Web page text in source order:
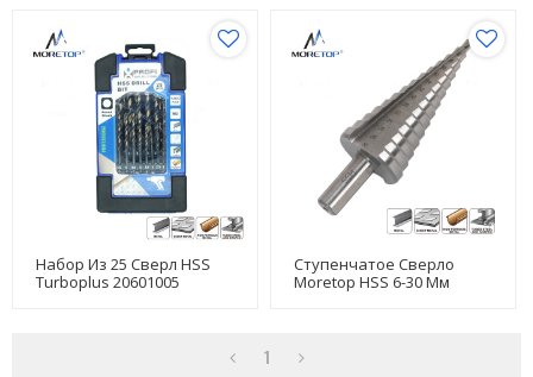
Набор Из 25 Сверл HSS
Turboplus 20601005
Ступенчатое Сверло
Moretop HSS 6-30 Мм
1